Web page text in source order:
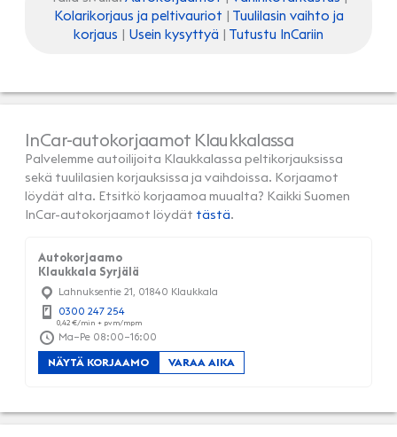
Kolarikorjaus ja peltivauriot | Tuulilasin vaihto ja
korjaus | Usein kysyttyä | Tutustu InCariin
InCar-autokorjaamot Klaukkalassa
Palvelemme autoilijoita Klaukkalassa peltikorjauksissa
sekä tuulilasien korjauksissa ja vaihdoissa. Korjaamot
löydät alta. Etsitkö korjaamoa muualta? Kaikki Suomen
InCar-autokorjaamot löydät tästä.
Autokorjaamo
Klaukkala Syrjälä
Lahnuksentie 21, 01840 Klaukkala
0300 247 254
Ma–Pe 08:00–16:00
NÄYTÄ KORJAAMO VARAA AIKA